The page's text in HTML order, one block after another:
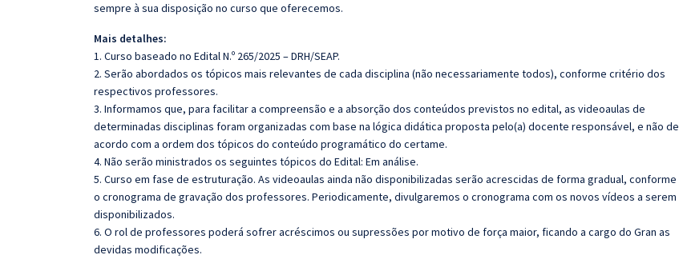
sempre à sua disposição no curso que oferecemos.
Mais detalhes:
1. Curso baseado no Edital N.º 265/2025 – DRH/SEAP.
2. Serão abordados os tópicos mais relevantes de cada disciplina (não necessariamente todos), conforme critério dos
respectivos professores.
3. Informamos que, para facilitar a compreensão e a absorção dos conteúdos previstos no edital, as videoaulas de
determinadas disciplinas foram organizadas com base na lógica didática proposta pelo(a) docente responsável, e não de
acordo com a ordem dos tópicos do conteúdo programático do certame.
4. Não serão ministrados os seguintes tópicos do Edital: Em análise.
5. Curso em fase de estruturação. As videoaulas ainda não disponibilizadas serão acrescidas de forma gradual, conforme
o cronograma de gravação dos professores. Periodicamente, divulgaremos o cronograma com os novos vídeos a serem
disponibilizados.
6. O rol de professores poderá sofrer acréscimos ou supressões por motivo de força maior, ficando a cargo do Gran as
devidas modificações.